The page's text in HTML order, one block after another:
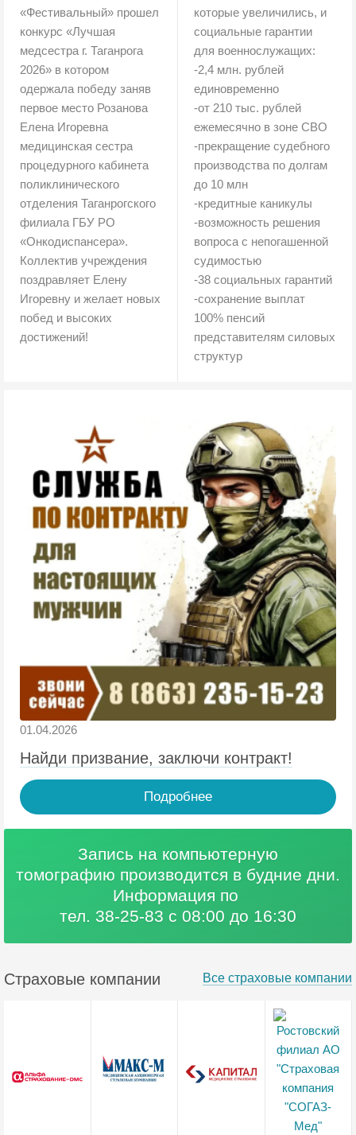
«Фестивальный» прошел
конкурс «Лучшая
медсестра г. Таганрога
2026» в котором
одержала победу заняв
первое место Розанова
Елена Игоревна
медицинская сестра
процедурного кабинета
поликлинического
отделения Таганрогского
филиала ГБУ РО
«Онкодиспансера».
Коллектив учреждения
поздравляет Елену
Игоревну и желает новых
побед и высоких
достижений!
которые увеличились, и
социальные гарантии
для военнослужащих:
-2,4 млн. рублей
единовременно
-от 210 тыс. рублей
ежемесячно в зоне СВО
-прекращение судебного
производства по долгам
до 10 млн
-кредитные каникулы
-возможность решения
вопроса с непогашенной
судимостью
-38 социальных гарантий
-сохранение выплат
100% пенсий
представителям силовых
структур
01.04.2026
Найди призвание, заключи контракт!
Подробнее
Запись на компьютерную
томографию производится в будние дни.
Информация по
тел. 38-25-83 с 08:00 до 16:30
Страховые компании Все страховые компании